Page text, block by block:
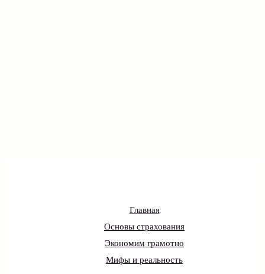
Главная
Основы страхования
Экономим грамотно
Мифы и реальность